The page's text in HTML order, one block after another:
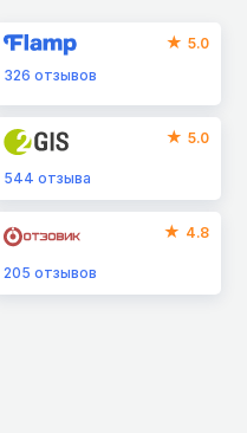
5.0
326отзывов
5.0
544отзыва
4.8
205отзывов